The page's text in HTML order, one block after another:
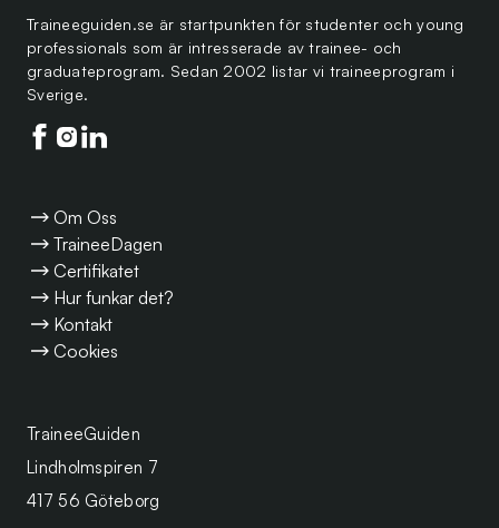
Traineeguiden.se är startpunkten för studenter och young
professionals som är intresserade av trainee- och
graduateprogram. Sedan 2002 listar vi traineeprogram i
Sverige.
Följ oss på facebook
Följ oss på instagram
Följ oss på linkedin
TraineeGuiden
Lindholmspiren 7
417 56 Göteborg
Om Oss
TraineeDagen
Certifikatet
Hur funkar det?
Kontakt
Cookies